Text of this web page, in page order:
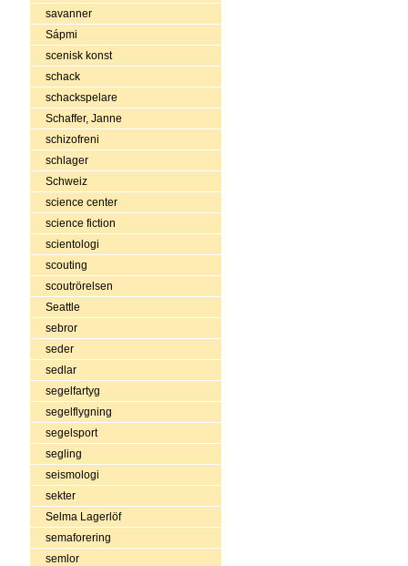
savanner
Sápmi
scenisk konst
schack
schackspelare
Schaffer, Janne
schizofreni
schlager
Schweiz
science center
science fiction
scientologi
scouting
scoutrörelsen
Seattle
sebror
seder
sedlar
segelfartyg
segelflygning
segelsport
segling
seismologi
sekter
Selma Lagerlöf
semaforering
semlor